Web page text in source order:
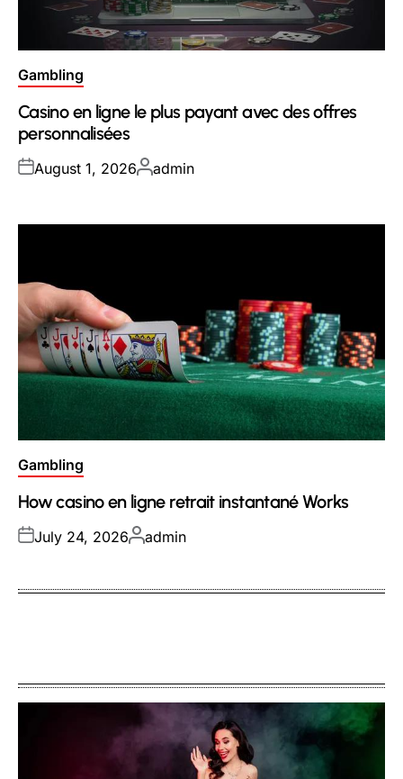
Posted
Gambling
Casino en ligne le plus payant avec des offres
personnalisées
Posted
August 1, 2026Posted
admin
Posted
Gambling
How casino en ligne retrait instantané Works
Posted
July 24, 2026Posted
admin